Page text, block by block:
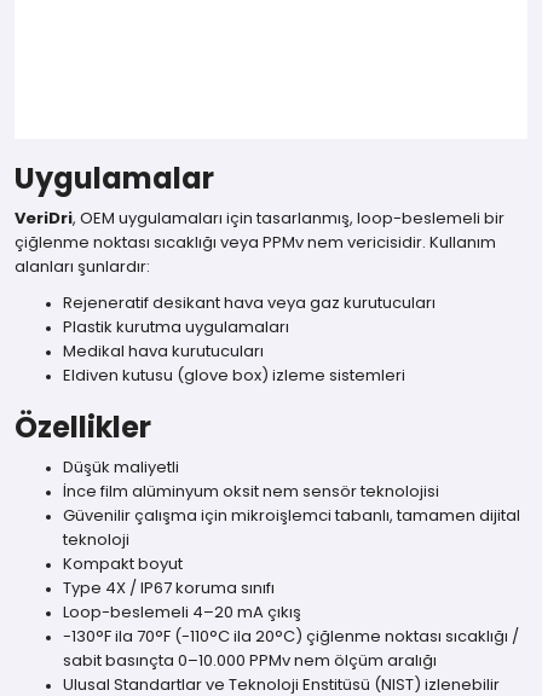
Uygulamalar
VeriDri, OEM uygulamaları için tasarlanmış, loop-beslemeli bir
çiğlenme noktası sıcaklığı veya PPMv nem vericisidir. Kullanım
alanları şunlardır:
Rejeneratif desikant hava veya gaz kurutucuları
Plastik kurutma uygulamaları
Medikal hava kurutucuları
Eldiven kutusu (glove box) izleme sistemleri
Özellikler
Düşük maliyetli
İnce film alüminyum oksit nem sensör teknolojisi
Güvenilir çalışma için mikroişlemci tabanlı, tamamen dijital
teknoloji
Kompakt boyut
Type 4X / IP67 koruma sınıfı
Loop-beslemeli 4–20 mA çıkış
-130°F ila 70°F (-110°C ila 20°C) çiğlenme noktası sıcaklığı /
sabit basınçta 0–10.000 PPMv nem ölçüm aralığı
Ulusal Standartlar ve Teknoloji Enstitüsü (NIST) izlenebilir